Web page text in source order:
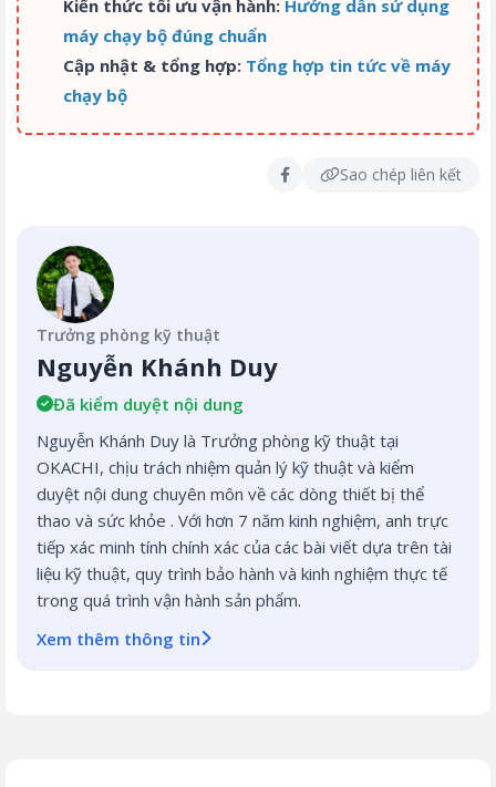
Kiến thức tối ưu vận hành: Hướng dẫn sử dụng
máy chạy bộ đúng chuẩn
Cập nhật & tổng hợp: Tổng hợp tin tức về máy
chạy bộ
Sao chép liên kết
Trưởng phòng kỹ thuật
Nguyễn Khánh Duy
Đã kiểm duyệt nội dung
Nguyễn Khánh Duy là Trưởng phòng kỹ thuật tại
OKACHI, chịu trách nhiệm quản lý kỹ thuật và kiểm
duyệt nội dung chuyên môn về các dòng thiết bị thể
thao và sức khỏe . Với hơn 7 năm kinh nghiệm, anh trực
tiếp xác minh tính chính xác của các bài viết dựa trên tài
liệu kỹ thuật, quy trình bảo hành và kinh nghiệm thực tế
trong quá trình vận hành sản phẩm.
Xem thêm thông tin